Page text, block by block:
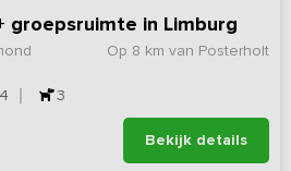
groepsruimte in Limburg
Op 8 km van Posterholt
4 3
Bekijk details